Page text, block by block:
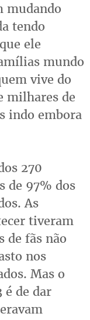
mudando
tendo
ele
mundo
vive do
milhares de
indo embora
270
de 97% dos
As
tiveram
de fãs não
nos
Mas o
é de dar